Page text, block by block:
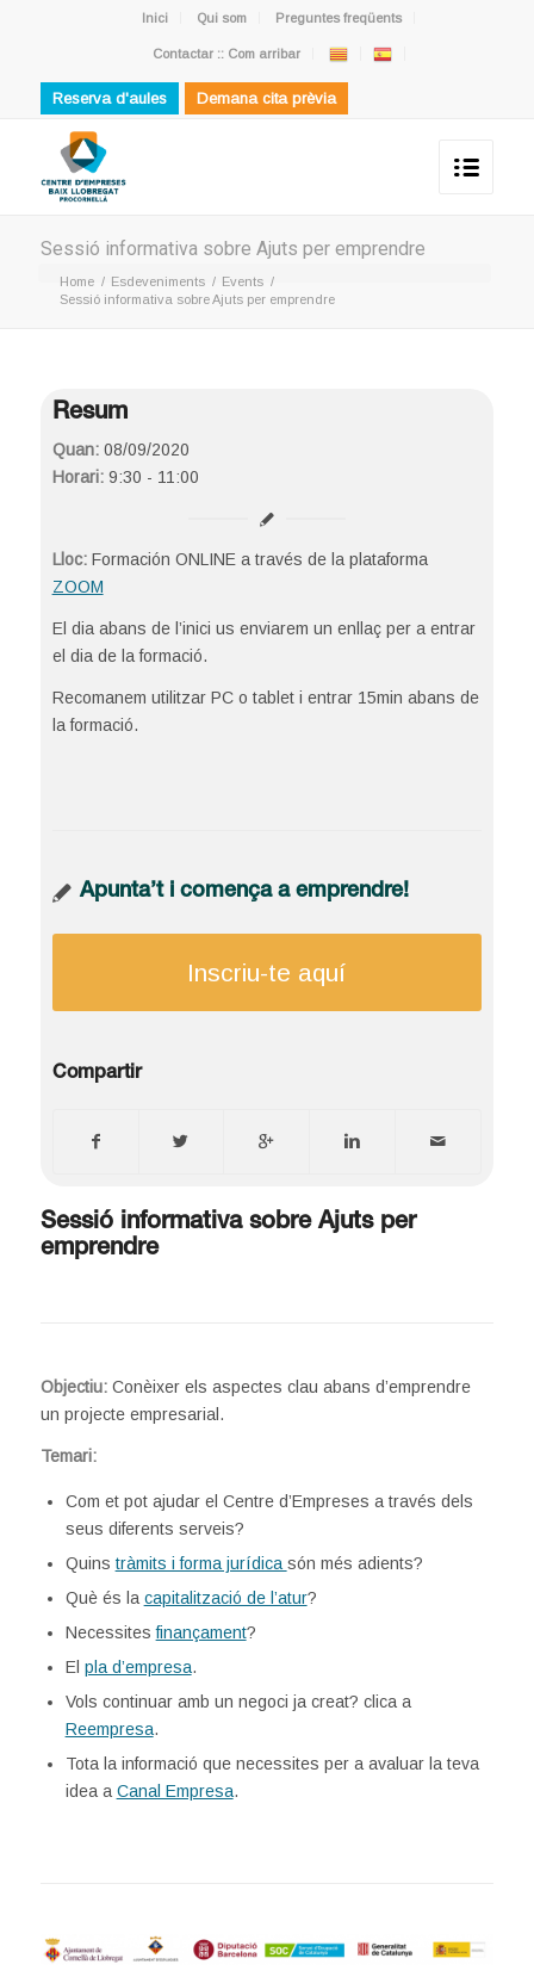
Inici Qui som Preguntes freqüents
Contactar :: Com arribar
Reserva d'aules Demana cita prèvia
Sessió informativa sobre Ajuts per emprendre
Home / Esdeveniments / Events /
Sessió informativa sobre Ajuts per emprendre
Resum
Quan:08/09/2020
Horari:9:30 - 11:00
Lloc:Formación ONLINE a través de la plataforma
ZOOM
El dia abans de l’inici us enviarem un enllaç per a entrar
el dia de la formació.
Recomanem utilitzar PC o tablet i entrar 15min abans de
la formació.
Apunta’t i comença a emprendre!
Inscriu-te aquí
Compartir
Sessió informativa sobre Ajuts per
emprendre
Objectiu: Conèixer els aspectes clau abans d’emprendre
un projecte empresarial.
Temari:
Com et pot ajudar el Centre d’Empreses a través dels
seus diferents serveis?
Quins tràmits i forma jurídicasón més adients?
Què és la capitalització de l’atur?
Necessitesfinançament?
El pla d’empresa.
Vols continuar amb un negoci ja creat? clica a
Reempresa.
Tota la informació que necessites per a avaluar la teva
idea a Canal Empresa.